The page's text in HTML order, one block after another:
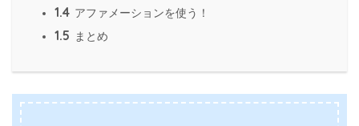
1.4 アファメーションを使う！
1.5 まとめ